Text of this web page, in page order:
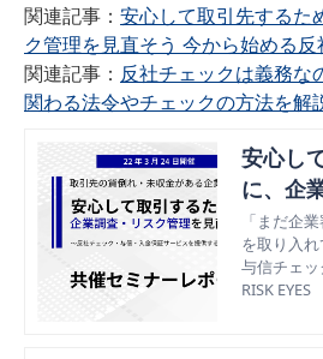
関連記事： 安心して取引先するた
ク管理を見直そう 今から始める反
関連記事： 反社チェックは義務な
関わる法令やチェックの方法を解
安心し
に、企
を見直
反社チ
「まだ企
を取り入れ
与信チェッ
ェックとは
RISK EYES